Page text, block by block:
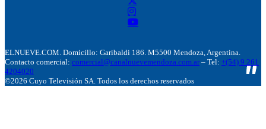
ELNUEVE.COM. Domicillo: Garibaldi 186. M5500 Mendoza, Argentina.
Contacto comercial: comercial@canalnuevemendoza.com.ar – Tel: +(54) 9 261
4204020
©2026 Cuyo Televisión SA. Todos los derechos reservados